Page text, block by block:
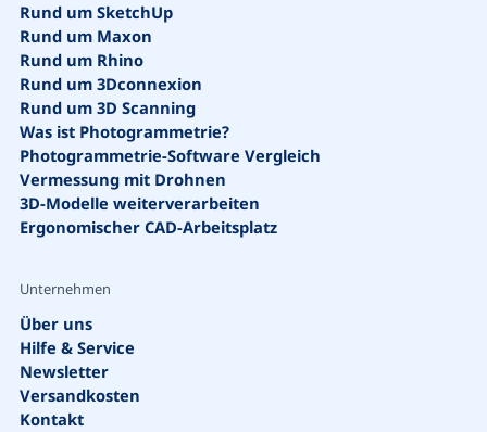
Rund um SketchUp
Rund um Maxon
Rund um Rhino
Rund um 3Dconnexion
Rund um 3D Scanning
Was ist Photogrammetrie?
Photogrammetrie-Software Vergleich
Vermessung mit Drohnen
3D-Modelle weiterverarbeiten
Ergonomischer CAD-Arbeitsplatz
Unternehmen
Über uns
Hilfe & Service
Newsletter
Versandkosten
Kontakt